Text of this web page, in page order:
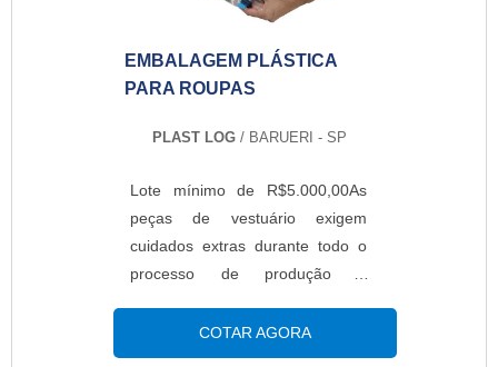
uma série de alimentos...
EMBALAGEM PLÁSTICA
PARA ROUPAS
PLAST LOG / BARUERI - SP
Lote mínimo de R$5.000,00As
peças de vestuário exigem
cuidados extras durante todo o
processo de produção e
futuramente, as mesmas estão
nas mãos e em uso dos clientes.
COTAR AGORA